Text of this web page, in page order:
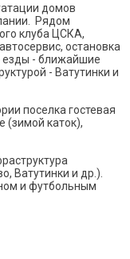
домов
Рядом
клуба ЦСКА,
остановка
езды - ближайшие
- Ватутинки и
поселка гостевая
(зимой каток),
Ватутинки и др.).
и футбольным